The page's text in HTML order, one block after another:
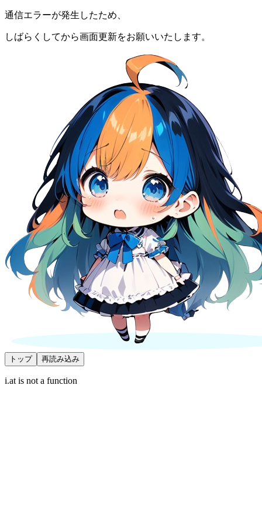
通信エラーが発生したため、
しばらくしてから画面更新をお願いいたします。
トップ 再読み込み
i.at is not a function